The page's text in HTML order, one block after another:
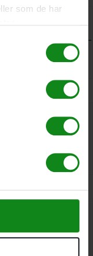
som de har
Skyddsring PR D17-
FF 5-pack
Snabbtving FS-EZ